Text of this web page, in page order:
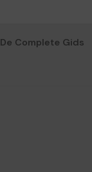
Complete Gids